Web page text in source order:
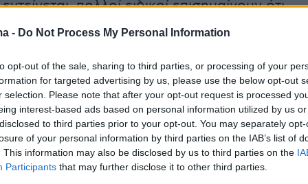
- Do Not Process My Personal Information
opt-out of the sale, sharing to third parties, or processing of your
for targeted advertising by us, please use the below opt-out
selection. Please note that after your opt-out request is processed
interest-based ads based on personal information utilized by us
to third parties prior to your opt-out. You may separately
of your personal information by third parties on the IAB’s list of
This information may also be disclosed by us to third parties on the
Participants that may further disclose it to other third parties.
πολλοί ειδικοί επισημαίνουν ότι
που βασίζονται σε τεχνικές δεξιότητες
περισσότερο από την αυτοματοποίηση.
που απαιτούνκριτική σκέψη,
ενσυναίσθηση και ηθική κρίση–
που καλλιεργούν οι Ανθρωπιστικές και
– θεωρούνται από τις πιο ανθεκτικές
στον κόσμο που έρχεται.